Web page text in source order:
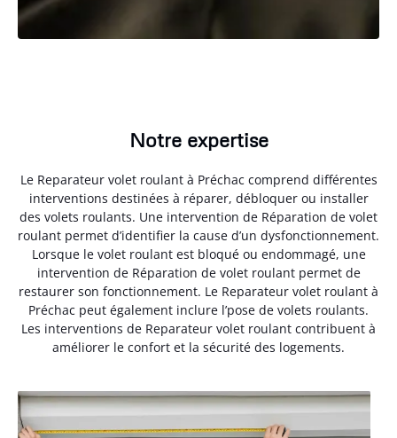
Notre expertise
Le Reparateur volet roulant à Préchac comprend différentes
interventions destinées à réparer, débloquer ou installer
des volets roulants. Une intervention de Réparation de volet
roulant permet d’identifier la cause d’un dysfonctionnement.
Lorsque le volet roulant est bloqué ou endommagé, une
intervention de Réparation de volet roulant permet de
restaurer son fonctionnement. Le Reparateur volet roulant à
Préchac peut également inclure l’pose de volets roulants.
Les interventions de Reparateur volet roulant contribuent à
améliorer le confort et la sécurité des logements.